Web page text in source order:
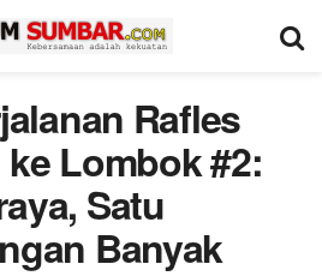
Rafles
Lombok #2:
Satu
Banyak